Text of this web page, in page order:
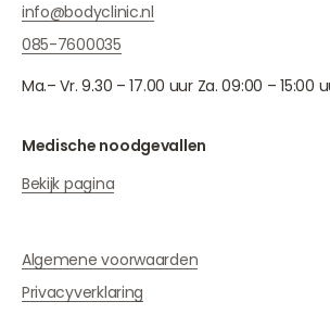
info@bodyclinic.nl
085-7600035
Ma.– Vr. 9.30 – 17.00 uur Za. 09:00 – 15:00
Medische noodgevallen
Bekijk pagina
Algemene voorwaarden
Privacyverklaring